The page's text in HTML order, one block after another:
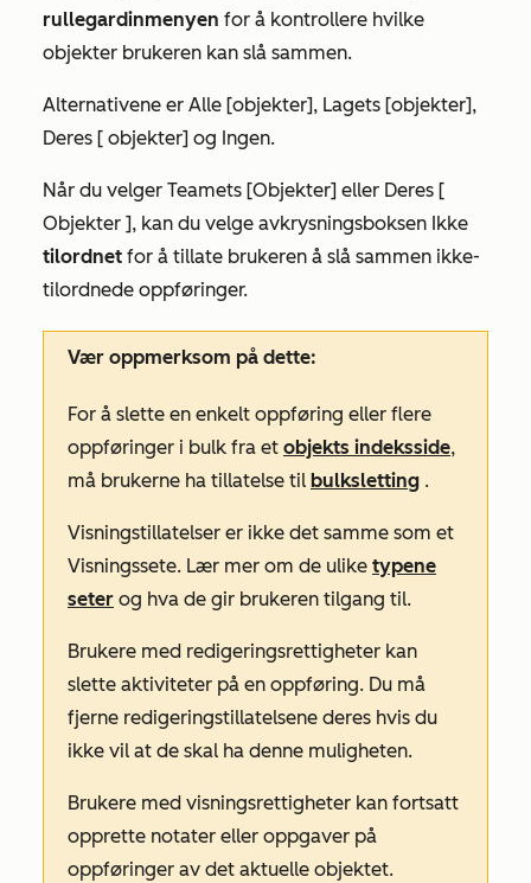
rullegardinmenyen for å kontrollere hvilke
objekter brukeren kan slå sammen.
Alternativene er Alle [objekter], Lagets [objekter],
Deres [ objekter] og Ingen.
Når du velger Teamets [Objekter] eller Deres [
Objekter ], kan du velge avkrysningsboksen Ikke
tilordnet for å tillate brukeren å slå sammen ikke-
tilordnede oppføringer.
Vær oppmerksom på dette:
For å slette en enkelt oppføring eller flere
oppføringer i bulk fra et objekts indeksside,
må brukerne ha tillatelse til bulksletting .
Visningstillatelser er ikke det samme som et
Visningssete. Lær mer om de ulike typene
seter og hva de gir brukeren tilgang til.
Brukere med redigeringsrettigheter kan
slette aktiviteter på en oppføring. Du må
fjerne redigeringstillatelsene deres hvis du
ikke vil at de skal ha denne muligheten.
Brukere med visningsrettigheter kan fortsatt
opprette notater eller oppgaver på
oppføringer av det aktuelle objektet.